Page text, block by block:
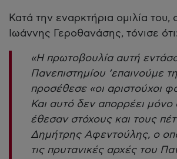
Κατά την εναρκτήρια ομιλία
Ιωάννης Γεροθανάσης, τόνισε ότι:
«Η πρωτοβουλία αυτή
Πανεπιστημίου ‘επαινούμε
προσέθεσε «οι αριστούχοι
Και αυτό δεν απορρέει μόνο
έθεσαν στόχους και τους
Δημήτρης Αφεντούλης, ο
τις πρυτανικές αρχές του